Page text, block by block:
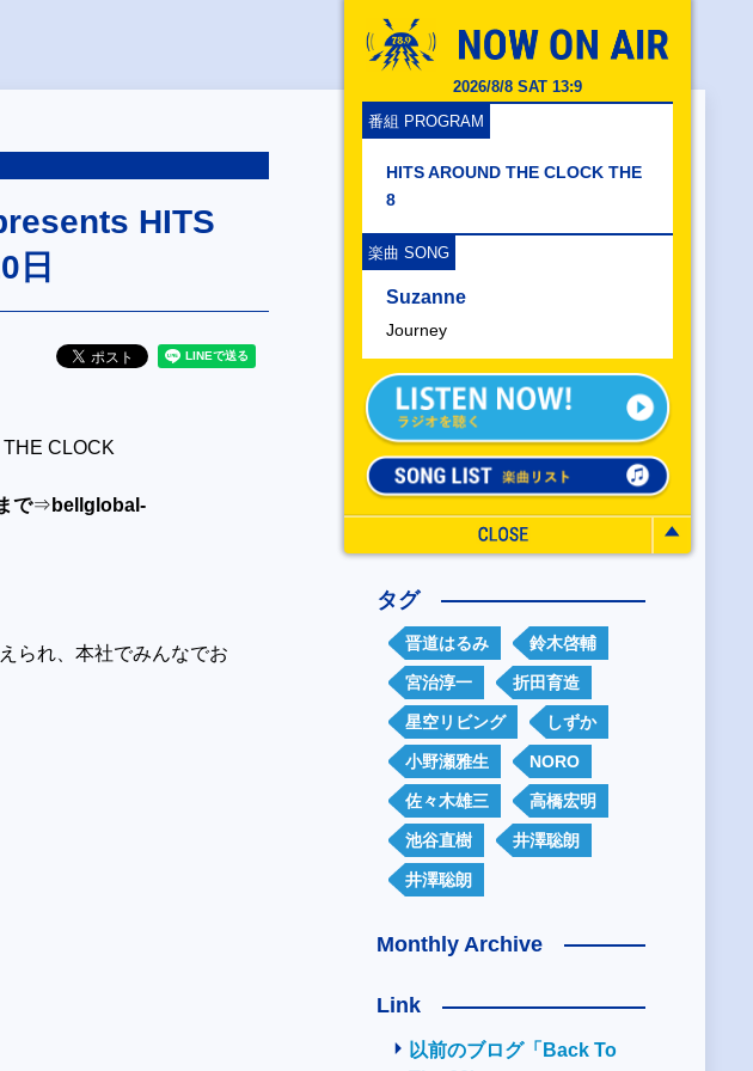
2026/8/8 SAT 13:9
番組 PROGRAM
HITS AROUND THE CLOCK THE
8
楽曲 SONG
Suzanne
Journey
HITS
日
CLOCK
で⇒ bellglobal-
られ、本社でみんなでお
タグ
晋道はるみ 鈴木啓輔
宮治淳一 折田育造
星空リビング しずか
小野瀬雅生 NORO
佐々木雄三 高橋宏明
池谷直樹 井澤聡朗
井澤聡朗
Monthly Archive
Link
以前のブログ「Back To